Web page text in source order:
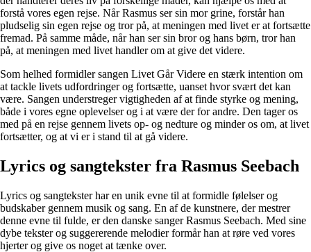
forstå vores egen rejse. Når Rasmus ser sin mor grine, forstår han
pludselig sin egen rejse og tror på, at meningen med livet er at fortsætte
fremad. På samme måde, når han ser sin bror og hans børn, tror han
på, at meningen med livet handler om at give det videre.
Som helhed formidler sangen Livet Går Videre en stærk intention om
at tackle livets udfordringer og fortsætte, uanset hvor svært det kan
være. Sangen understreger vigtigheden af at finde styrke og mening,
både i vores egne oplevelser og i at være der for andre. Den tager os
med på en rejse gennem livets op- og nedture og minder os om, at livet
fortsætter, og at vi er i stand til at gå videre.
Lyrics og sangtekster fra Rasmus Seebach
Lyrics og sangtekster har en unik evne til at formidle følelser og
budskaber gennem musik og sang. En af de kunstnere, der mestrer
denne evne til fulde, er den danske sanger Rasmus Seebach. Med sine
dybe tekster og suggererende melodier formår han at røre ved vores
hjerter og give os noget at tænke over.